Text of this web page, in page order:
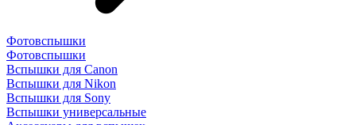
Фотовспышки
Фотовспышки
Вспышки для Canon
Вспышки для Nikon
Вспышки для Sony
Вспышки универсальные